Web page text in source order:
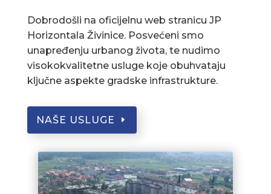
Dobrodošli na oficijelnu web stranicu JP
Horizontala Živinice. Posvećeni smo
unapređenju urbanog života, te nudimo
visokokvalitetne usluge koje obuhvataju
ključne aspekte gradske infrastrukture.
NAŠE USLUGE